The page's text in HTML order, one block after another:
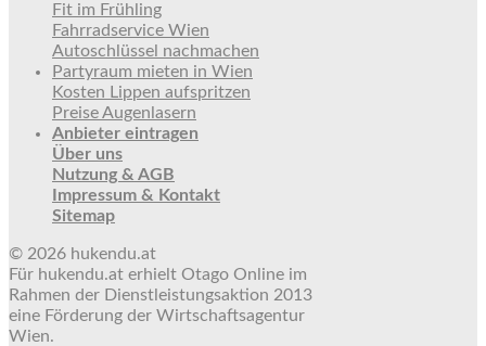
Fit im Frühling
Fahrradservice Wien
Autoschlüssel nachmachen
Partyraum mieten in Wien
Kosten Lippen aufspritzen
Preise Augenlasern
Anbieter eintragen
Über uns
Nutzung & AGB
Impressum & Kontakt
Sitemap
© 2026 hukendu.at
Für hukendu.at erhielt Otago Online im
Rahmen der Dienstleistungsaktion 2013
eine Förderung der Wirtschaftsagentur
Wien.